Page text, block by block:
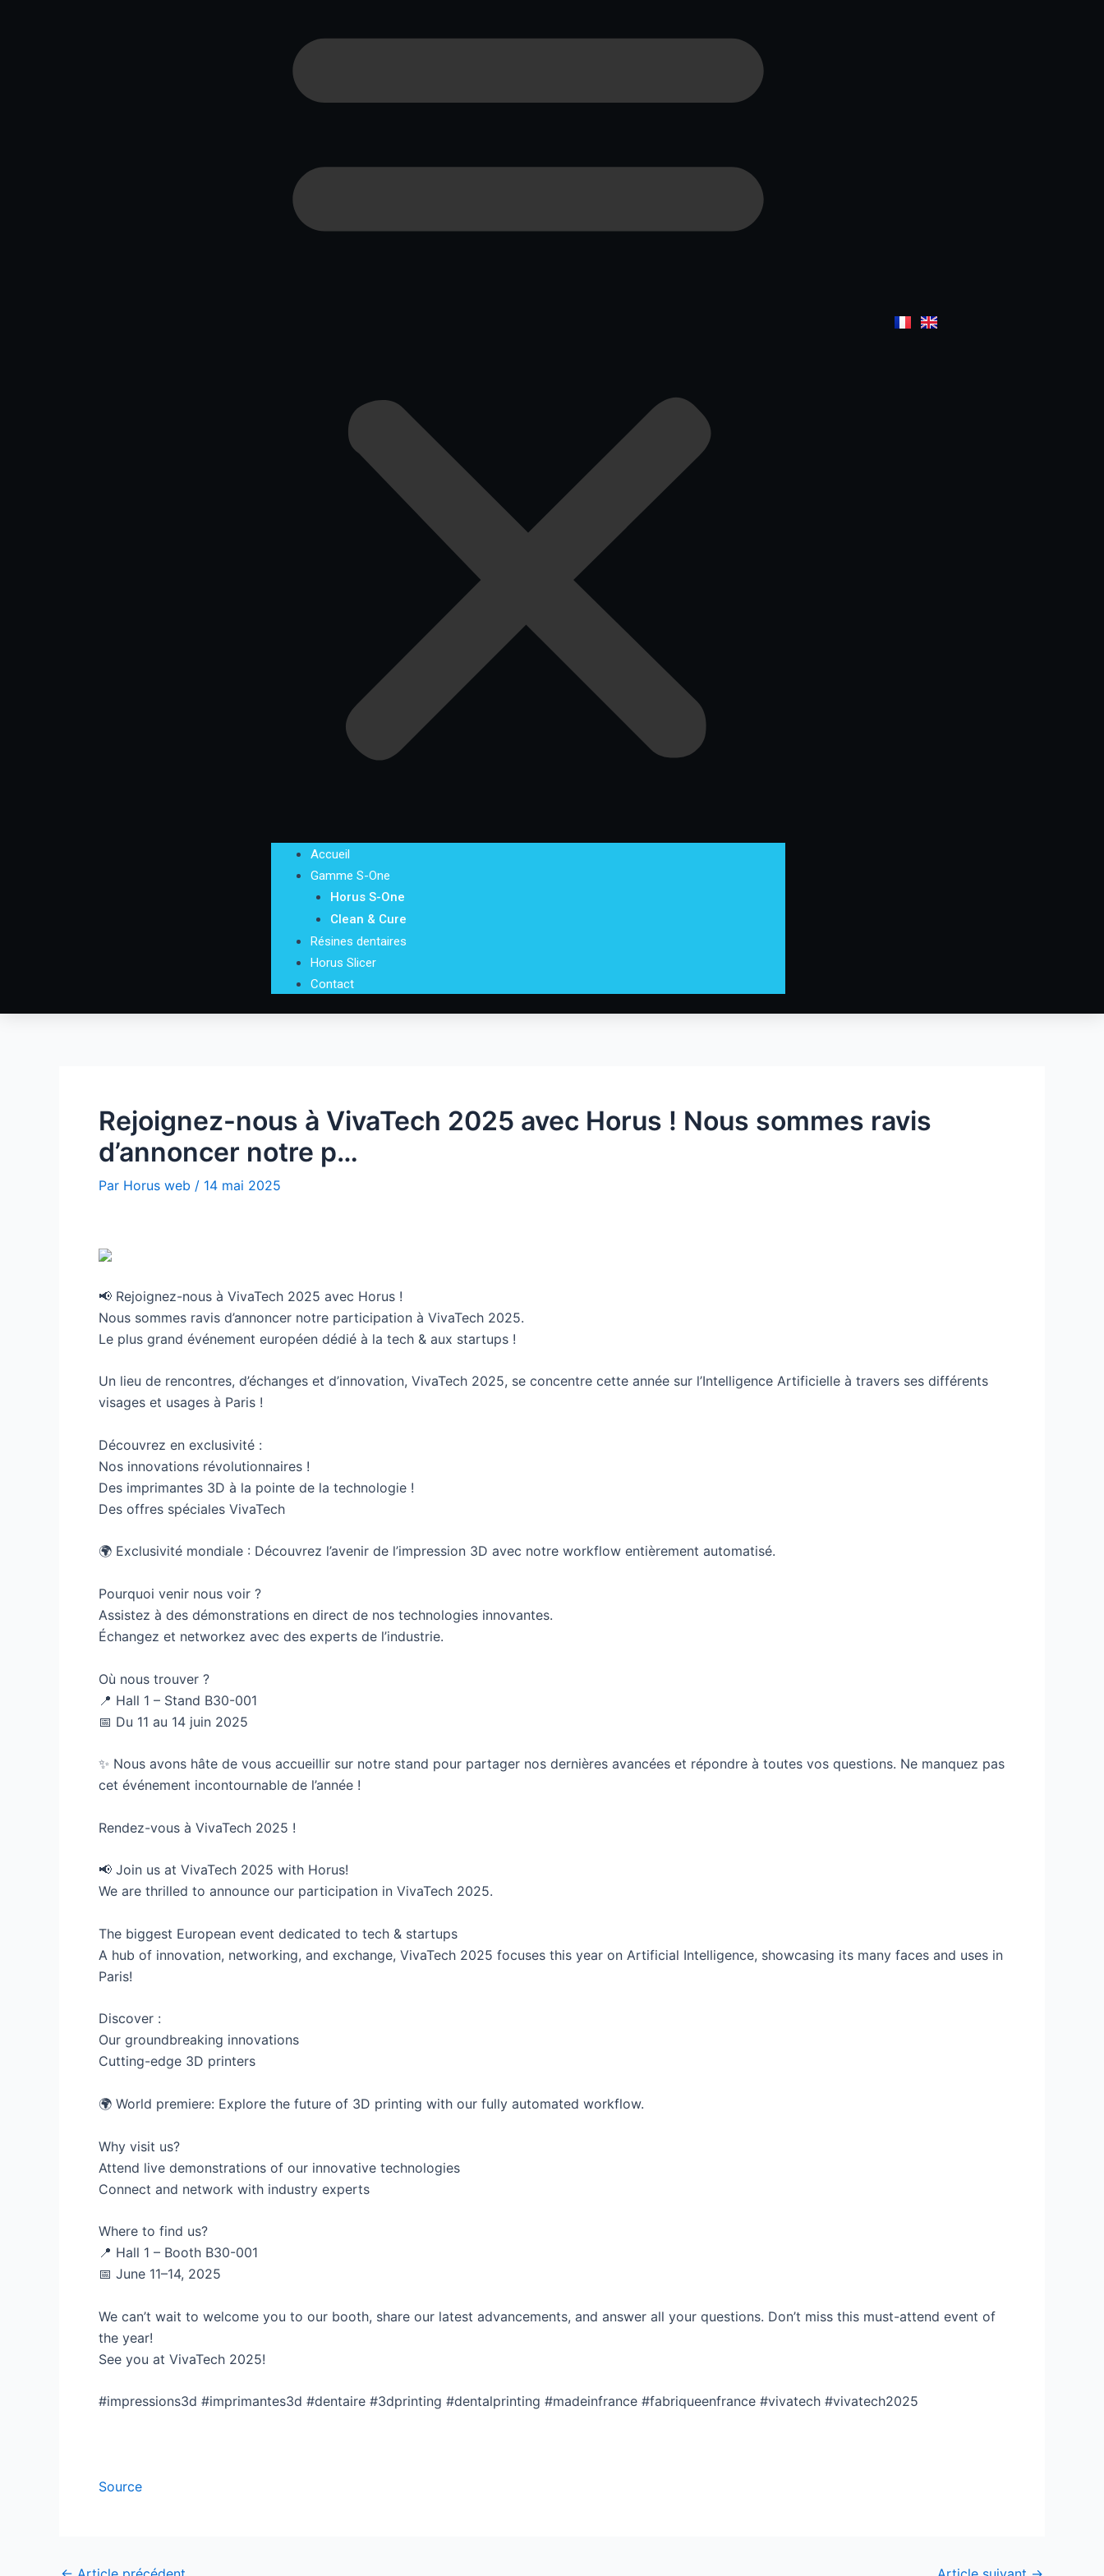
Accueil
Gamme S-One
Horus S-One
Clean & Cure
Résines dentaires
Horus Slicer
Contact
Rejoignez-nous à VivaTech 2025 avec Horus ! Nous sommes ravis
d’annoncer notre p…
Par Horus web / 14 mai 2025
📢 Rejoignez-nous à VivaTech 2025 avec Horus !
Nous sommes ravis d’annoncer notre participation à VivaTech 2025.
Le plus grand événement européen dédié à la tech & aux startups !
Un lieu de rencontres, d’échanges et d’innovation, VivaTech 2025, se concentre cette année sur l’Intelligence Artificielle à travers ses différents
visages et usages à Paris !
Découvrez en exclusivité :
Nos innovations révolutionnaires !
Des imprimantes 3D à la pointe de la technologie !
Des offres spéciales VivaTech
🌍 Exclusivité mondiale : Découvrez l’avenir de l’impression 3D avec notre workflow entièrement automatisé.
Pourquoi venir nous voir ?
Assistez à des démonstrations en direct de nos technologies innovantes.
Échangez et networkez avec des experts de l’industrie.
Où nous trouver ?
📍 Hall 1 – Stand B30-001
📅 Du 11 au 14 juin 2025
✨ Nous avons hâte de vous accueillir sur notre stand pour partager nos dernières avancées et répondre à toutes vos questions. Ne manquez pas
cet événement incontournable de l’année !
Rendez-vous à VivaTech 2025 !
📢 Join us at VivaTech 2025 with Horus!
We are thrilled to announce our participation in VivaTech 2025.
The biggest European event dedicated to tech & startups
A hub of innovation, networking, and exchange, VivaTech 2025 focuses this year on Artificial Intelligence, showcasing its many faces and uses in
Paris!
Discover :
Our groundbreaking innovations
Cutting-edge 3D printers
🌍 World premiere: Explore the future of 3D printing with our fully automated workflow.
Why visit us?
Attend live demonstrations of our innovative technologies
Connect and network with industry experts
Where to find us?
📍 Hall 1 – Booth B30-001
📅 June 11–14, 2025
We can’t wait to welcome you to our booth, share our latest advancements, and answer all your questions. Don’t miss this must-attend event of
the year!
See you at VivaTech 2025!
#impressions3d #imprimantes3d #dentaire #3dprinting #dentalprinting #madeinfrance #fabriqueenfrance #vivatech #vivatech2025
Source